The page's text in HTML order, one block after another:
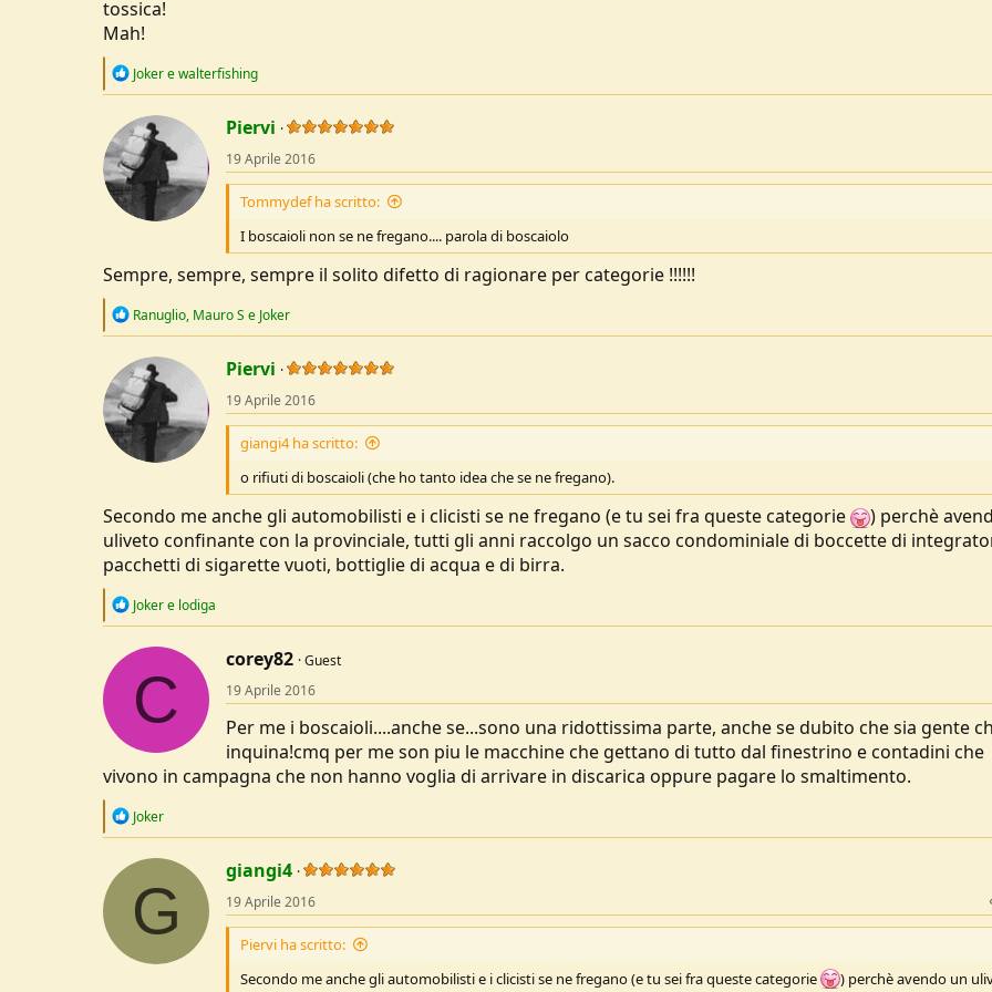
tossica!
Mah!
R
c
t
i
o
s
Jokerewalterfishing
Piervi
19 Aprile 2016
Tommydef ha scritto:
I boscaioli non se ne fregano.... parola di boscaiolo
Sempre, sempre, sempre il solito difetto di ragionare per categorie !!!!!!
R
c
t
i
o
s
Ranuglio, Mauro S e Joker
Piervi
19 Aprile 2016
giangi4 ha scritto:
o rifiuti di boscaioli (che ho tanto idea che se ne fregano).
Secondo me anche gli automobilisti e i clicisti se ne fregano (e tu sei fra queste categorie
) perchè
uliveto confinante con la provinciale, tutti gli anni raccolgo un sacco condominiale di boccette di
pacchetti di sigarette vuoti, bottiglie di acqua e di birra.
R
c
o
s
Jokere lodiga
C
corey82 Guest
19 Aprile 2016
Per me i boscaioli....anche se...sono una ridottissima parte, anche se dubito che sia gente
inquina!cmq per me son piu le macchine che gettano di tutto dal finestrino e contadini che
vivono in campagna che non hanno voglia di arrivare in discarica oppure pagare lo smaltimento.
R
c
o
s
Joker
G
giangi4
19 Aprile 2016
Piervi ha scritto:
Secondo me anche gli automobilisti e i clicisti se ne fregano (e tu sei fra queste categorie
) perchè avendo un